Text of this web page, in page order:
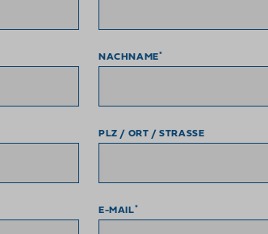
NACHNAME*
PLZ / ORT / STRASSE
E-MAIL*